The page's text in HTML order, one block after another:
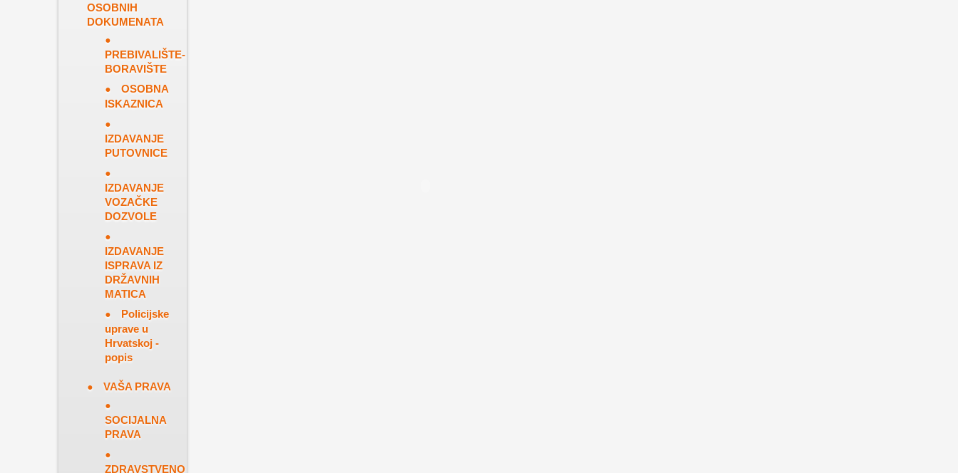
OSOBNIH
DOKUMENATA
PREBIVALIŠTE-
BORAVIŠTE
OSOBNA
ISKAZNICA
IZDAVANJE
PUTOVNICE
IZDAVANJE
VOZAČKE
DOZVOLE
IZDAVANJE
ISPRAVA IZ
DRŽAVNIH
MATICA
Policijske
uprave u
Hrvatskoj -
popis
VAŠA PRAVA
SOCIJALNA
PRAVA
ZDRAVSTVENO